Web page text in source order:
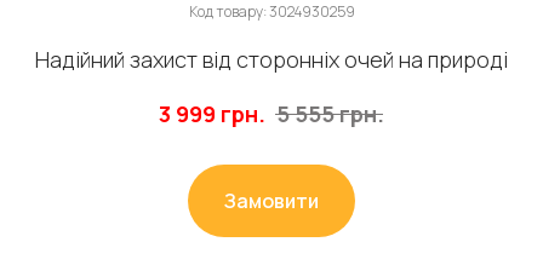
Код товару:3024930259
Надійний захист від сторонніх очей на природі
3 999 грн. 5 555грн.
Замовити